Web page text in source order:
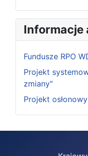
Informacje
Fundusze RPO
Projekt
zmiany"
Projekt